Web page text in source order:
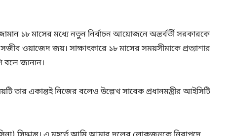
১৮ মাসের মধ্যে নতুন নির্বাচন আয়োজনে অন্তর্বর্তী সরকারকে
ওয়াজেদ জয়। সাক্ষাৎকারে ১৮ মাসের সময়সীমাকে প্রত্যাশার
বলে জানান।
তার একান্তই নিজের বলেও উল্লেখ সাবেক প্রধানমন্ত্রীর আইসিটি